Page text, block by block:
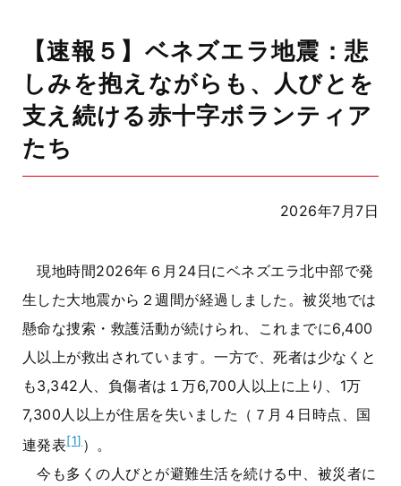
【速報５】ベネズエラ地震：悲
しみを抱えながらも、人びとを
支え続ける赤十字ボランティア
たち
2026年7月7日
現地時間2026年６月 24日にベネズエラ北中部で発
生した大地震から２週間が経過しました。被災地では
懸命な捜索・救護活動が続けられ、これまでに6,400
人以上が救出されています。一方で、死者は少なくと
も3,342 人、負傷者は１万6,700人以上に上り、 1万
7,300人以上が住居を失いました（７月４日時点、国
連発表[1]）。
今も多くの人びとが避難生活を続ける中、被災者に